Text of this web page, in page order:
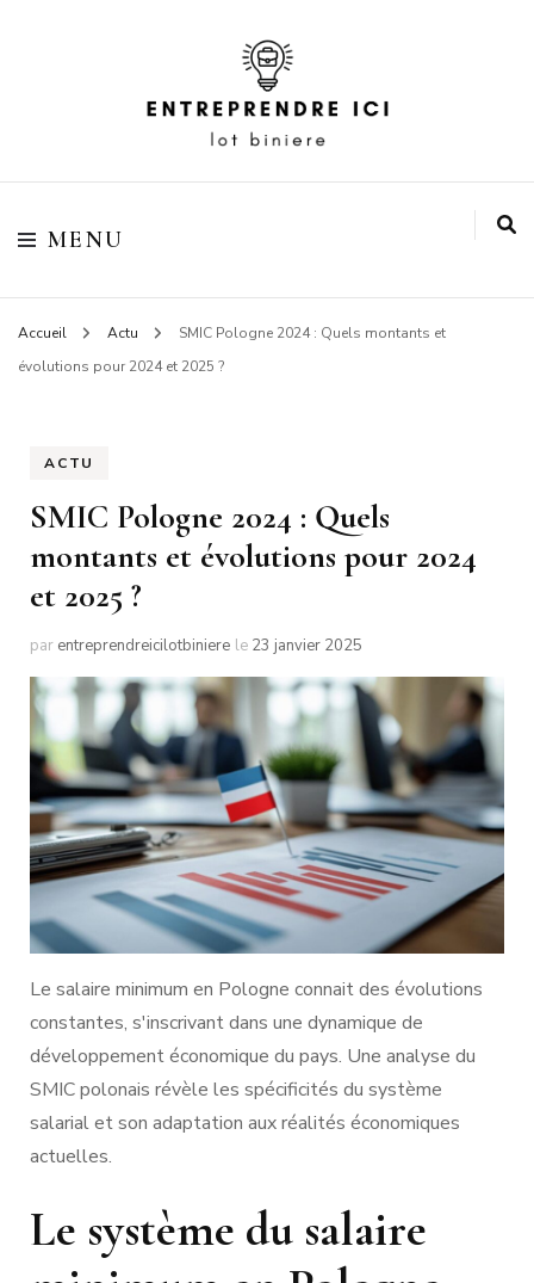
Entreprendre ici lot
MENU
Accueil Actu
SMIC Pologne 2024 : Quels montants et
évolutions pour 2024 et 2025 ?
ACTU
SMIC Pologne 2024 : Quels
montants et évolutions pour 2024
et 2025 ?
par entreprendreicilotbiniere le 23 janvier 2025
Le salaire minimum en Pologne connait des évolutions
constantes, s'inscrivant dans une dynamique de
développement économique du pays. Une analyse du
SMIC polonais révèle les spécificités du système
salarial et son adaptation aux réalités économiques
actuelles.
Le système du salaire